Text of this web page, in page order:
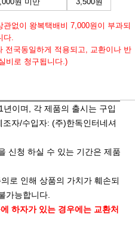
없이 왕복택배비 7,000원이 부과되
다.
전국동일하게 적용되고, 교환이나 반
비로 청구됩니다.)
이며, 각 제품의 출시는 구입
자/수입자: (주)한독인터네셔
신청 하실 수 있는 기간은 제품
로 인해 상품의 가치가 훼손되
가능합니다.
하자가 있는 경우에는 교환처